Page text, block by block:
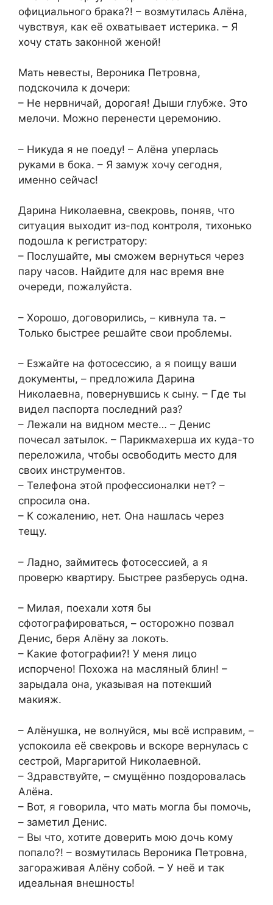
официального брака?! – возмутилась Алёна,
чувствуя, как её охватывает истерика. – Я
хочу стать законной женой!
Мать невесты, Вероника Петровна,
подскочила к дочери:
– Не нервничай, дорогая! Дыши глубже. Это
мелочи. Можно перенести церемонию.
– Никуда я не поеду! – Алёна уперлась
руками в бока. – Я замуж хочу сегодня,
именно сейчас!
Дарина Николаевна, свекровь, поняв, что
ситуация выходит из-под контроля, тихонько
подошла к регистратору:
– Послушайте, мы сможем вернуться через
пару часов. Найдите для нас время вне
очереди, пожалуйста.
– Хорошо, договорились, – кивнула та. –
Только быстрее решайте свои проблемы.
– Езжайте на фотосессию, а я поищу ваши
документы, – предложила Дарина
Николаевна, повернувшись к сыну. – Где ты
видел паспорта последний раз?
– Лежали на видном месте… – Денис
почесал затылок. – Парикмахерша их куда-то
переложила, чтобы освободить место для
своих инструментов.
– Телефона этой профессионалки нет? –
спросила она.
– К сожалению, нет. Она нашлась через
тещу.
– Ладно, займитесь фотосессией, а я
проверю квартиру. Быстрее разберусь одна.
– Милая, поехали хотя бы
сфотографироваться, – осторожно позвал
Денис, беря Алёну за локоть.
– Какие фотографии?! У меня лицо
испорчено! Похожа на масляный блин! –
зарыдала она, указывая на потекший
макияж.
– Алёнушка, не волнуйся, мы всё исправим, –
успокоила её свекровь и вскоре вернулась с
сестрой, Маргаритой Николаевной.
– Здравствуйте, – смущённо поздоровалась
Алёна.
– Вот, я говорила, что мать могла бы помочь,
– заметил Денис.
– Вы что, хотите доверить мою дочь кому
попало?! – возмутилась Вероника Петровна,
загораживая Алёну собой. – У неё и так
идеальная внешность!